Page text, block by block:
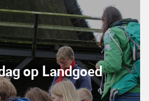
op Landgoed